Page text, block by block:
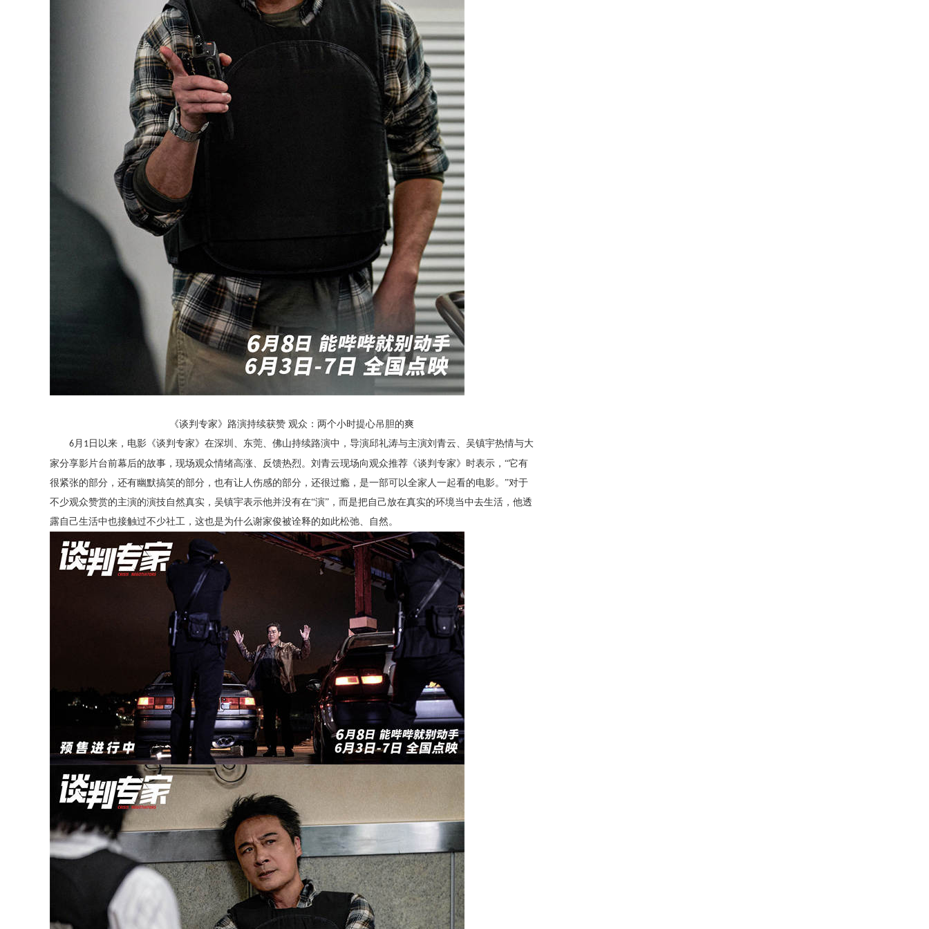
《谈判专家》路演持续获赞 观众：两个小时提心吊胆的爽
6月 1 日以来，电影《谈判专家》在深圳、东莞、佛山持续路演中，导演邱礼涛与主演刘青云、吴镇宇热情与大
家分享影片台前幕后的故事，现场观众情绪高涨、反馈热烈。刘青云现场向观众推荐《谈判专家》时表示，“它有
很紧张的部分，还有幽默搞笑的部分，也有让人伤感的部分，还很过瘾，是一部可以全家人一起看的电影。”对于
不少观众赞赏的主演的演技自然真实，吴镇宇表示他并没有在“演”，而是把自己放在真实的环境当中去生活，他透
露自己生活中也接触过不少社工，这也是为什么谢家俊被诠释的如此松弛、自然。